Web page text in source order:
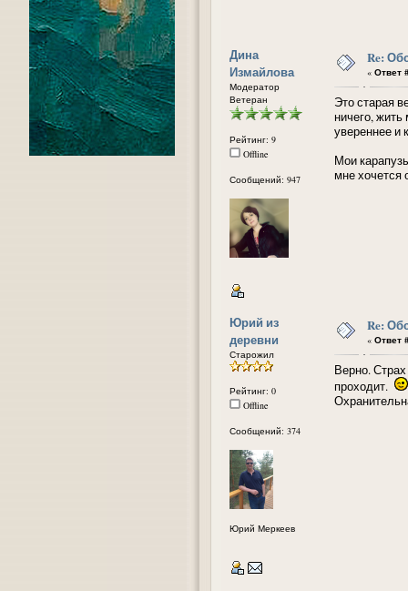
Дина
Измайлова
Модератор
Ветеран
Рейтинг: 9
Offline
Сообщений: 947
Re:
« Ответ
Это старая
ничего,
увереннее и
Мои
мне хочется
Юрий из
деревни
Старожил
Рейтинг: 0
Offline
Сообщений: 374
Юрий Меркеев
Re:
« Ответ
Верно.
проходит.